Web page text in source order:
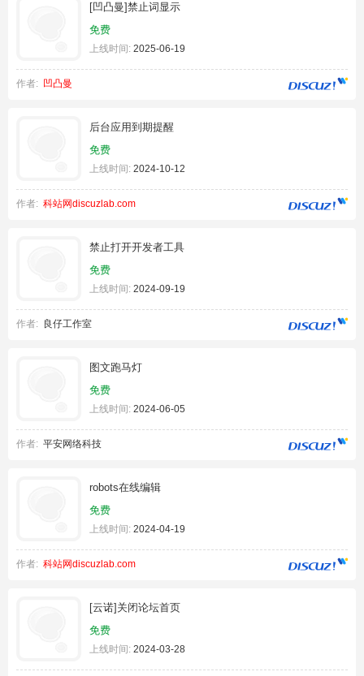
[凹凸曼]禁止词显示
免费
上线时间: 2025-06-19
作者: 凹凸曼
后台应用到期提醒
免费
上线时间: 2024-10-12
作者: 科站网discuzlab.com
禁止打开开发者工具
免费
上线时间: 2024-09-19
作者: 良仔工作室
图文跑马灯
免费
上线时间: 2024-06-05
作者: 平安网络科技
robots在线编辑
免费
上线时间: 2024-04-19
作者: 科站网discuzlab.com
[云诺]关闭论坛首页
免费
上线时间: 2024-03-28